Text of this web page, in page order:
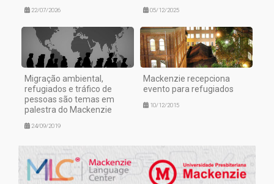
22/07/2026 05/12/2025
Migração ambiental,
refugiados e tráfico de
pessoas são temas em
palestra do Mackenzie
24/09/2019
Mackenzie recepciona
evento para refugiados
10/12/2015